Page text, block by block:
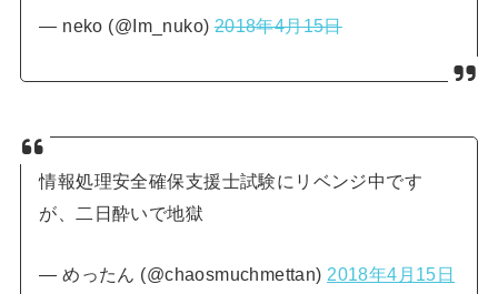
— neko (@Im_nuko)2018年4月15日
情報処理安全確保支援士試験にリベンジ中です
が、二日酔いで地獄
— めったん (@chaosmuchmettan) 2018年4月15日